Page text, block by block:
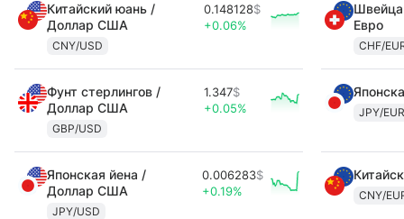
Китайский юань /
Доллар США
CNY/USD
0.148128$
+0.06%
Евро
CHF/
Фунт стерлингов /
Доллар США
GBP/USD
1.347$
+0.05%
JPY/EUR
Японская йена /
Доллар США
JPY/USD
0.006283$
+0.19%
CNY/